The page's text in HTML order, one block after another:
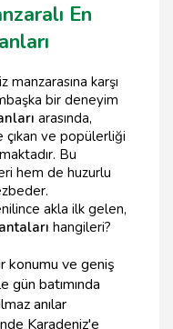
En
karşı
bir deneyim
arasında,
çıkan ve popülerliği
Bu
hem de huzurlu
akla ilk gelen,
hangileri?
konumu ve geniş
gün batımında
anılar
Karadeniz'e